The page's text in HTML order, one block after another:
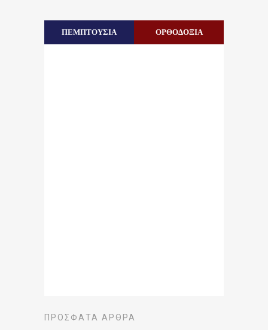
ΠΕΜΠΤΟΥΣΙΑ ΟΡΘΟΔΟΞΙΑ
ΠΡΌΣΦΑΤΑ ΆΡΘΡΑ